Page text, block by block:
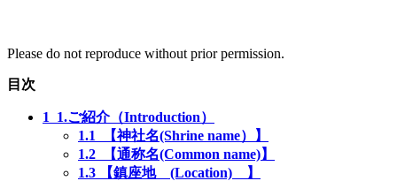
Please do not reproduce without prior permission.
目次
1
1.ご紹介（Introduction）
1.1
【神社名(Shrine name）】
1.2 【通称名(Common name)】
1.3 【鎮座地 (Location) 】